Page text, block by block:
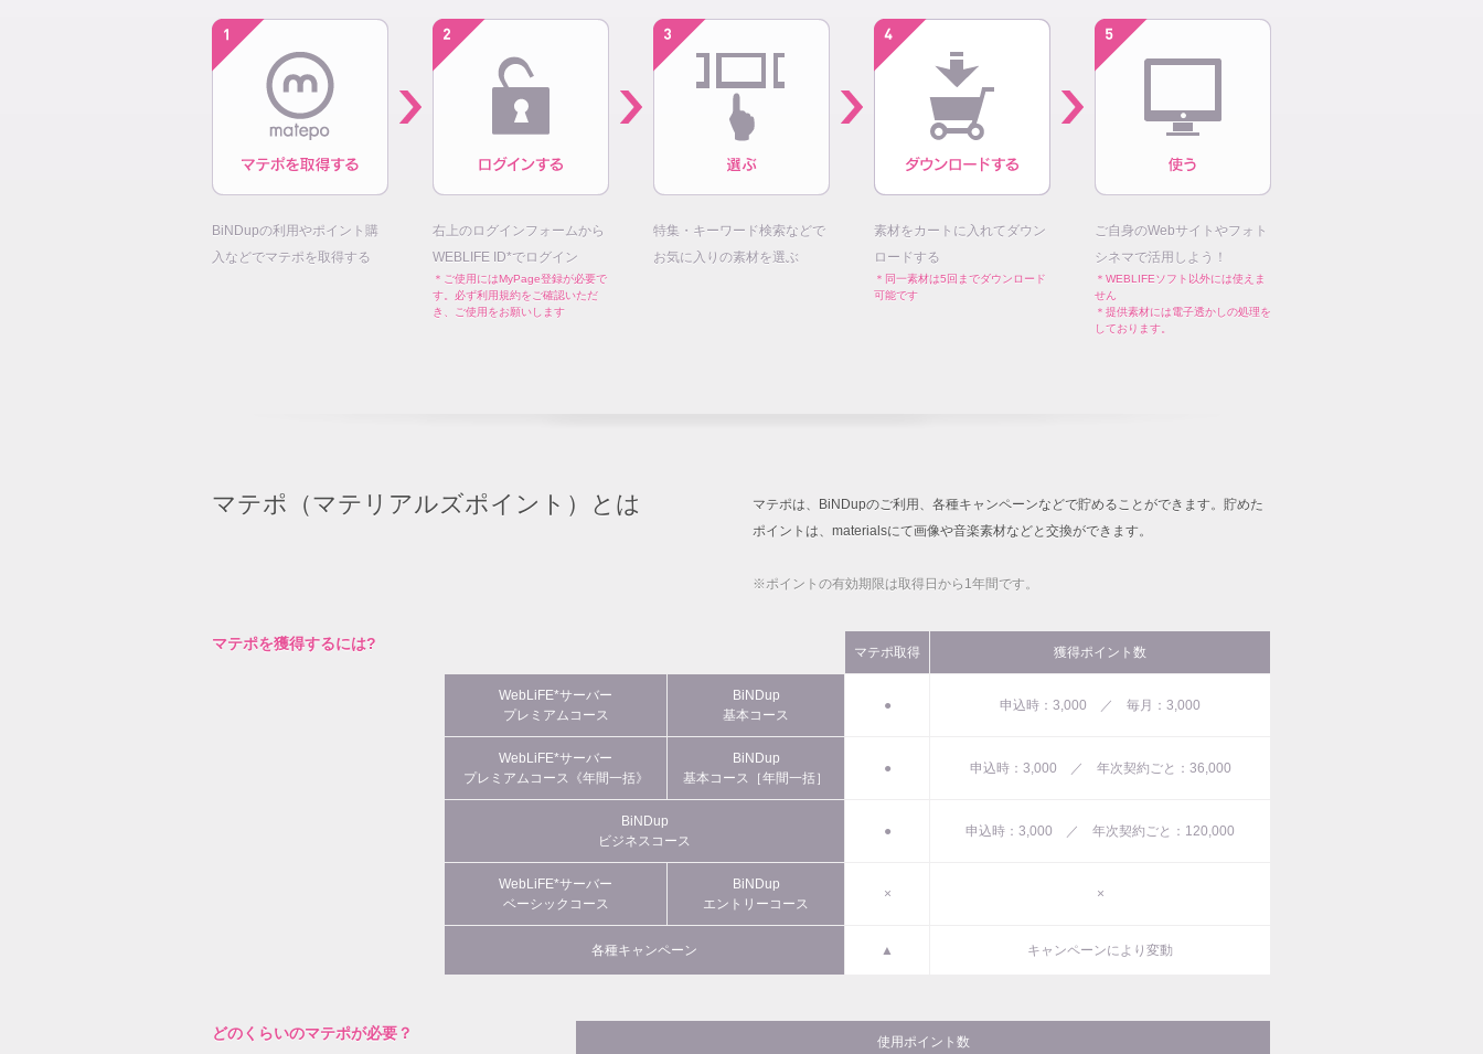
BiNDupの利用やポイント購
入などでマテポを取得する
右上のログインフォームから
WEBLIFE ID*でログイン
＊ご使用にはMyPage登録が必要で
す。必ず利用規約をご確認いただ
き、ご使用をお願いします
特集・キーワード検索などで
お気に入りの素材を選ぶ
素材をカートに入れてダウン
ロードする
＊同一素材は5回までダウンロード
可能です
ご自身のWebサイトやフォト
シネマで活用しよう！
＊WEBLIFEソフト以外には使えま
せん
＊提供素材には電子透かしの処理を
しております。
マテポ（マテリアルズポイント）とは
マテポは、BiNDupのご利用、各種キャンペーンなどで貯めることができます。貯めた
ポイントは、materialsにて画像や音楽素材などと交換ができます。
※ポイントの有効期限は取得日から1年間です。
マテポを獲得するには? マテポ取得 獲得ポイント数
WebLiFE*サーバー
プレミアムコース
BiNDup
基本コース
● 申込時：3,000 ／ 毎月：3,000
WebLiFE*サーバー
プレミアムコース《年間一括》
BiNDup
基本コース［年間一括］
● 申込時：3,000 ／ 年次契約ごと：36,000
BiNDup
ビジネスコース
● 申込時：3,000 ／ 年次契約ごと：120,000
WebLiFE*サーバー
ベーシックコース
BiNDup
エントリーコース
× ×
各種キャンペーン ▲ キャンペーンにより変動
どのくらいのマテポが必要？ 使用ポイント数